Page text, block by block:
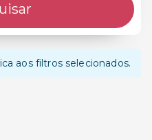
aos filtros selecionados.